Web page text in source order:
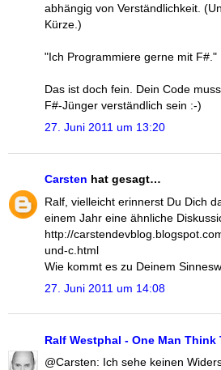
abhängig von Verständlichkeit.
Kürze.)
"Ich Programmiere gerne mit F#."
Das ist doch fein. Dein Code
F#-Jünger verständlich sein :-)
27. Juni 2011 um 13:20
Carsten hat gesagt…
Ralf, vielleicht erinnerst Du Dich
einem Jahr eine ähnliche
http://
und-c.html
Wie kommt es zu Deinem
27. Juni 2011 um 14:08
Ralf Westphal - One Man Think
@Carsten: Ich sehe keinen